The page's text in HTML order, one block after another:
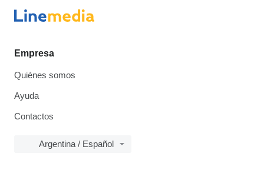
Empresa
Quiénes somos
Ayuda
Contactos
Argentina / Español